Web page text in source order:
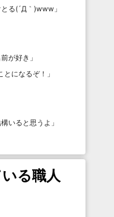
とる(´Д｀)www 」
が好き 」
とになるぞ！
」
いると思うよ 」
る職人